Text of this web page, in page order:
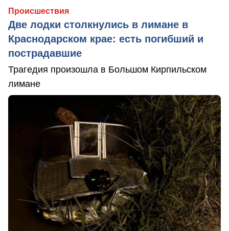
Происшествия
Две лодки столкнулись в лимане в
Краснодарском крае: есть погибший и
пострадавшие
Трагедия произошла в Большом Кирпильском
лимане